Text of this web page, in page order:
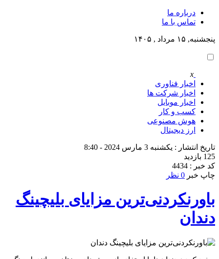
درباره ما
تماس با ما
پنجشنبه, ۱۵ مرداد , ۱۴۰۵
x
اخبار فناوری
اخبار شرکت ها
اخبار موبایل
کسب و کار
هوش مصنوعی
ارز دیجیتال
تاریخ انتشار : یکشنبه 3 مارس 2024 - 8:40
125 بازدید
کد خبر : 4434
چاپ خبر 0 نظر
باورنکردنی‌ترین مزایای بلیچینگ
دندان